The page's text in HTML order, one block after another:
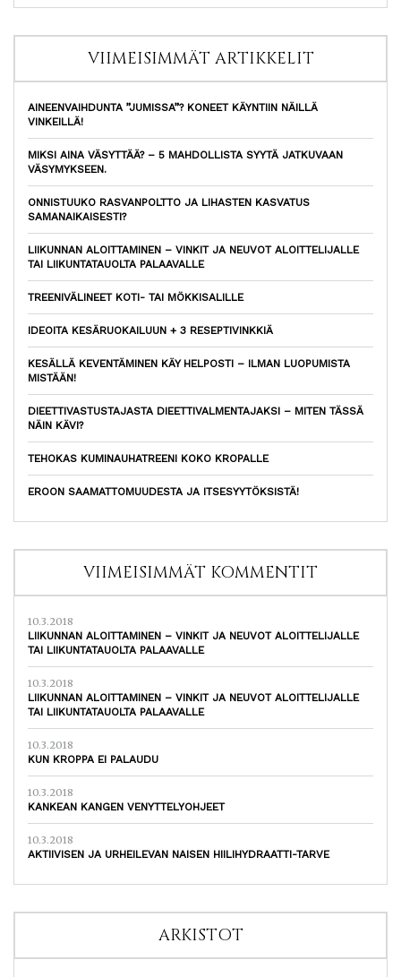
VIIMEISIMMÄT ARTIKKELIT
AINEENVAIHDUNTA ”JUMISSA”? KONEET KÄYNTIIN NÄILLÄ
VINKEILLÄ!
MIKSI AINA VÄSYTTÄÄ? – 5 MAHDOLLISTA SYYTÄ JATKUVAAN
VÄSYMYKSEEN.
ONNISTUUKO RASVANPOLTTO JA LIHASTEN KASVATUS
SAMANAIKAISESTI?
LIIKUNNAN ALOITTAMINEN – VINKIT JA NEUVOT ALOITTELIJALLE
TAI LIIKUNTATAUOLTA PALAAVALLE
TREENIVÄLINEET KOTI- TAI MÖKKISALILLE
IDEOITA KESÄRUOKAILUUN + 3 RESEPTIVINKKIÄ
KESÄLLÄ KEVENTÄMINEN KÄY HELPOSTI – ILMAN LUOPUMISTA
MISTÄÄN!
DIEETTIVASTUSTAJASTA DIEETTIVALMENTAJAKSI – MITEN TÄSSÄ
NÄIN KÄVI?
TEHOKAS KUMINAUHATREENI KOKO KROPALLE
EROON SAAMATTOMUUDESTA JA ITSESYYTÖKSISTÄ!
VIIMEISIMMÄT KOMMENTIT
10.3.2018
LIIKUNNAN ALOITTAMINEN – VINKIT JA NEUVOT ALOITTELIJALLE
TAI LIIKUNTATAUOLTA PALAAVALLE
10.3.2018
LIIKUNNAN ALOITTAMINEN – VINKIT JA NEUVOT ALOITTELIJALLE
TAI LIIKUNTATAUOLTA PALAAVALLE
10.3.2018
KUN KROPPA EI PALAUDU
10.3.2018
KANKEAN KANGEN VENYTTELYOHJEET
10.3.2018
AKTIIVISEN JA URHEILEVAN NAISEN HIILIHYDRAATTI-TARVE
ARKISTOT